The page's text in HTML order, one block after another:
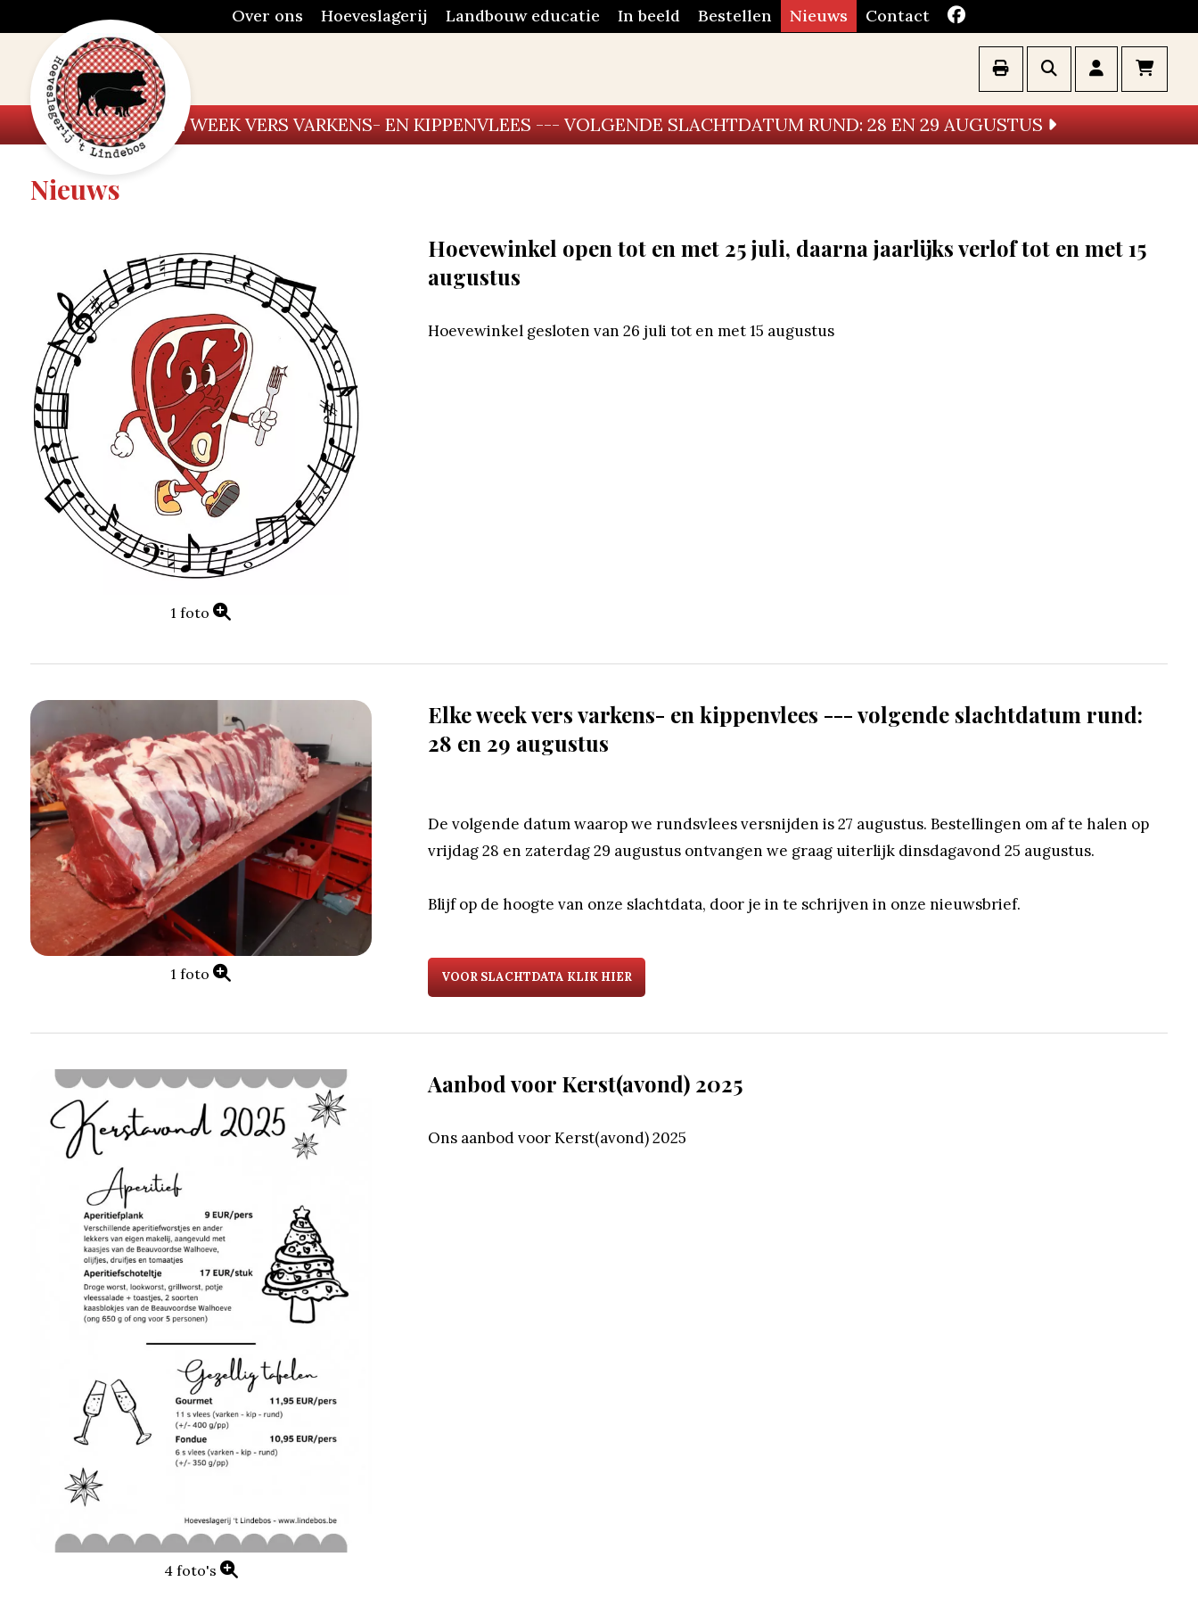
Over ons Hoeveslagerij Landbouw educatie In beeld Bestellen Nieuws Contact
ELKE WEEK VERS VARKENS- EN KIPPENVLEES --- VOLGENDE SLACHTDATUM RUND: 28 EN 29 AUGUSTUS
Nieuws
1 foto
Hoevewinkel open tot en met 25 juli, daarna jaarlijks verlof tot en met 15
augustus
Hoevewinkel gesloten van 26 juli tot en met 15 augustus
1 foto
Elke week vers varkens- en kippenvlees --- volgende slachtdatum rund:
28 en 29 augustus
De volgende datum waarop we rundsvlees versnijden is 27 augustus. Bestellingen om af te halen op
vrijdag 28 en zaterdag 29 augustus ontvangen we graag uiterlijk dinsdagavond 25 augustus.
Blijf op de hoogte van onze slachtdata, door je in te schrijven in onze nieuwsbrief.
VOOR SLACHTDATA KLIK HIER
4 foto's
Aanbod voor Kerst(avond) 2025
Ons aanbod voor Kerst(avond) 2025